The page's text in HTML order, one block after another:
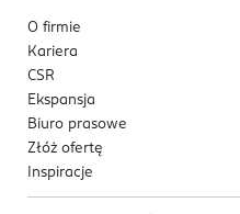
O firmie
Kariera
CSR
Ekspansja
Biuro prasowe
Złóż ofertę
Inspiracje